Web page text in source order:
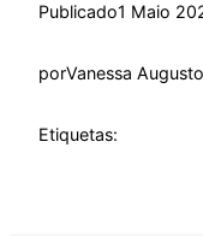
Publicado1 Maio
porVanessa Augusto
Etiquetas: